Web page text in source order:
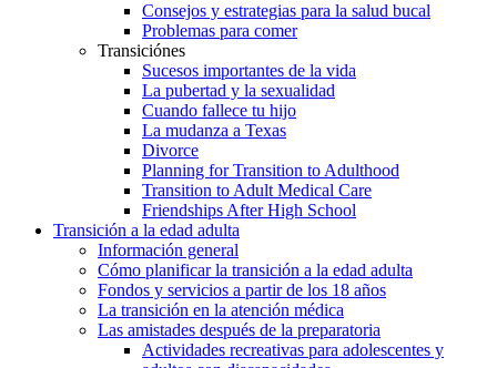
Consejos y estrategias para la salud bucal
Problemas para comer
Transiciónes
Sucesos importantes de la vida
La pubertad y la sexualidad
Cuando fallece tu hijo
La mudanza a Texas
Divorce
Planning for Transition to Adulthood
Transition to Adult Medical Care
Friendships After High School
Transición a la edad adulta
Información general
Cómo planificar la transición a la edad adulta
Fondos y servicios a partir de los 18 años
La transición en la atención médica
Las amistades después de la preparatoria
Actividades recreativas para adolescentes y